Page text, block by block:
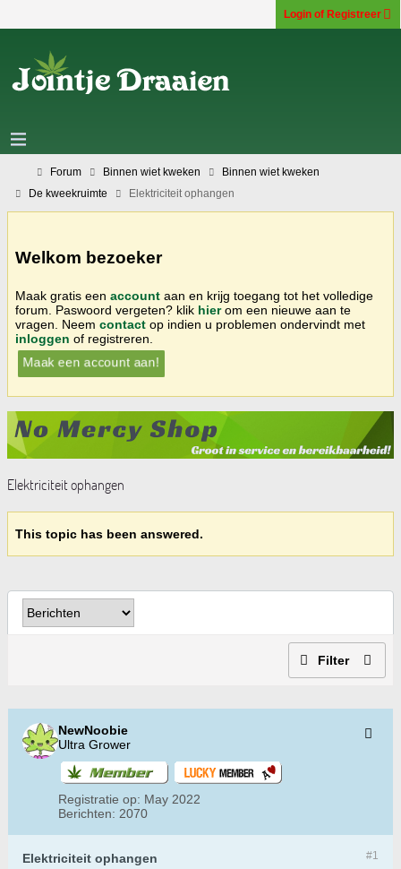
Login of Registreer
Forum Binnen wiet kweken
Binnen wiet kweken
De kweekruimte
Elektriciteit ophangen
Welkom bezoeker
Maak gratis een account aan en krijg toegang tot het volledige
forum. Paswoord vergeten? klik hierom een nieuwe aan te
vragen. Neem contact op indien u problemen ondervindt met
inloggen of registreren.
Maak een account aan!
Elektriciteit ophangen
This topic has been answered.
Filter
NewNoobie
Ultra Grower
Registratie op: May 2022
Berichten: 2070
#1
Elektriciteit ophangen